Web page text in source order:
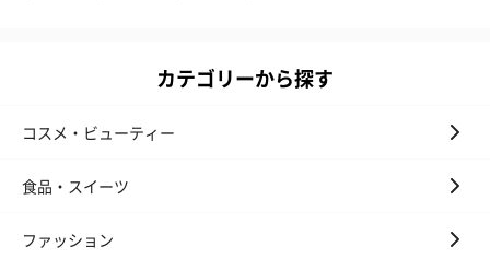
カテゴリーから探す
コスメ・ビューティー
食品・スイーツ
ファッション